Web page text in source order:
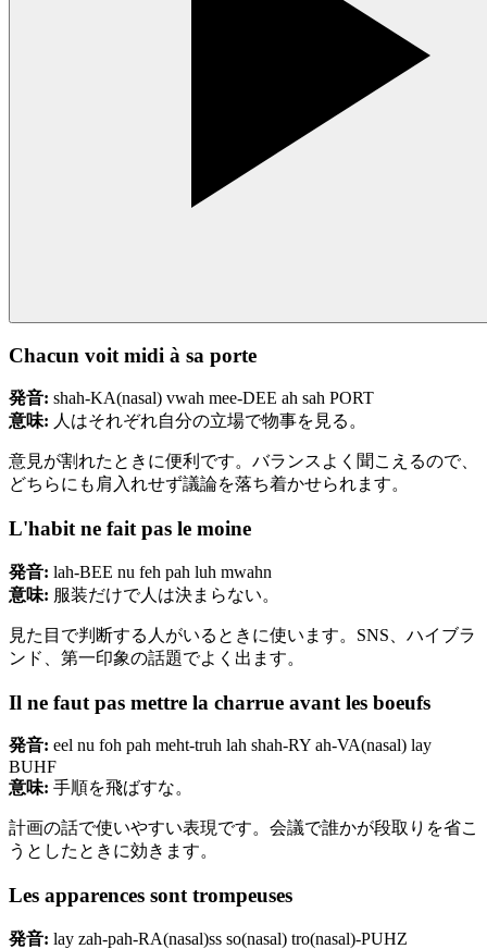
Chacun voit midi à sa porte
発音: shah-KA(nasal) vwah mee-DEE ah sah PORT
意味: 人はそれぞれ自分の立場で物事を見る。
意見が割れたときに便利です。バランスよく聞こえるので、
どちらにも肩入れせず議論を落ち着かせられます。
L'habit ne fait pas le moine
発音: lah-BEE nu feh pah luh mwahn
意味: 服装だけで人は決まらない。
見た目で判断する人がいるときに使います。SNS、ハイブラ
ンド、第一印象の話題でよく出ます。
Il ne faut pas mettre la charrue avant les boeufs
発音: eel nu foh pah meht-truh lah shah-RY ah-VA(nasal) lay
BUHF
意味: 手順を飛ばすな。
計画の話で使いやすい表現です。会議で誰かが段取りを省こ
うとしたときに効きます。
Les apparences sont trompeuses
発音: lay zah-pah-RA(nasal)ss so(nasal) tro(nasal)-PUHZ